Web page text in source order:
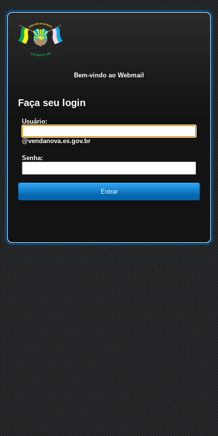
Bem-vindo ao Webmail
Faça seu login
Usuário:
@vendanova.es.gov.br
Senha: